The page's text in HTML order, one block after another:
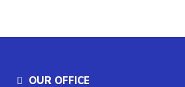
OUR OFFICE